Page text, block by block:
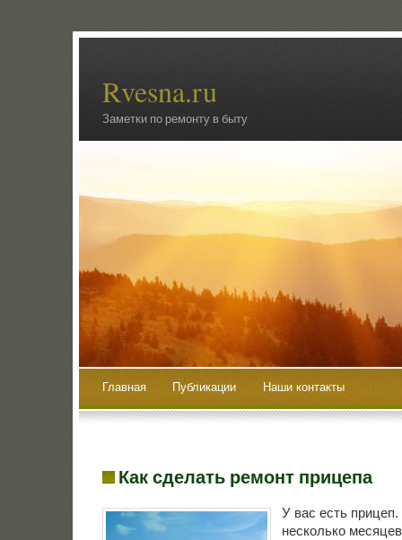
Rvesna.ru
Заметки по ремонту в быту
Главная Публикации Наши контакты
Как сделать ремонт прицепа
У вас есть
несколько